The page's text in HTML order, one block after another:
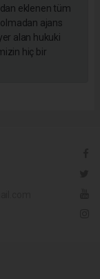
eklenen tüm
ajans
alan hukuki
hiç bir